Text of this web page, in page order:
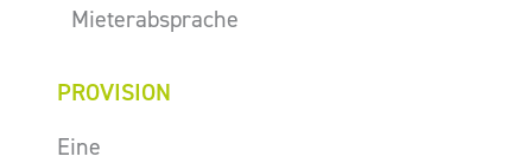
Mieterabsprache
PROVISION
Eine